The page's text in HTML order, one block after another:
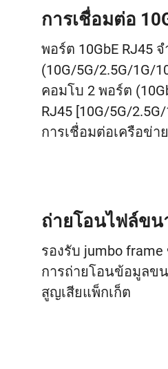
การเชื่อมต่อ
พอร์ต 10GbE RJ45
(10G/5G/2.5G/1G/
คอมโบ 2 พอร์ต
RJ45 [10G/5G/
การเชื่อมต่อเครือข่า
ถ่ายโอนไฟล์ข
รองรับ jumbo frame
การถ่ายโอนข้อมูลข
สูญเสียแพ็กเก็ต